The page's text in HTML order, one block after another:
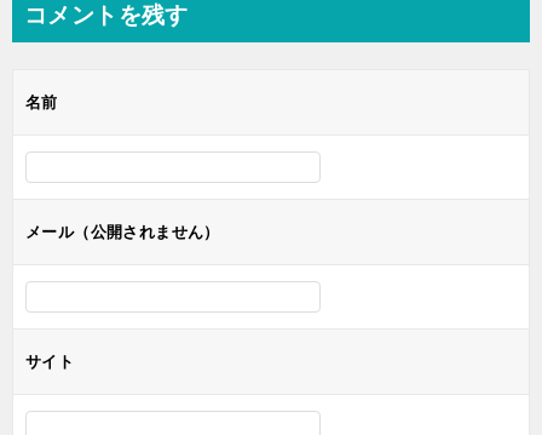
ビ
ー
シ
ン
コメントを残す
名前
メール（公開されません）
サイト